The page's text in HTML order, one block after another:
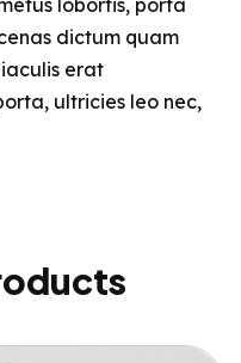
dictum quam
erat
ultricies leo nec,